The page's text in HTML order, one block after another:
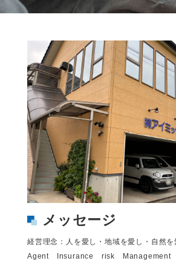
メッセージ
経営理念：人を愛し・地域を愛し・自然を
Agent Insurance risk